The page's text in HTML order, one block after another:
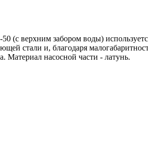
(с верхним забором воды)
стали и, благодаря
Материал насосной части - латунь.